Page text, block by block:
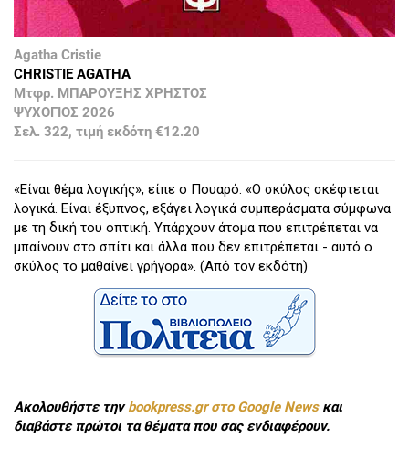
Agatha Cristie
CHRISTIE AGATHA
Μτφρ. ΜΠΑΡΟΥΞΗΣ ΧΡΗΣΤΟΣ
ΨΥΧΟΓΙΟΣ 2026
Σελ. 322, τιμή εκδότη €12.20
«Είναι θέμα λογικής», είπε ο Πουαρό. «Ο σκύλος σκέφτεται
λογικά. Είναι έξυπνος, εξάγει λογικά συμπεράσματα σύμφωνα
με τη δική του οπτική. Υπάρχουν άτομα που επιτρέπεται να
μπαίνουν στο σπίτι και άλλα που δεν επιτρέπεται - αυτό ο
σκύλος το μαθαίνει γρήγορα». (Από τον εκδότη)
Ακολουθήστε τηνbookpress.gr στο Google Newsκαι
διαβάστε πρώτοι τα θέματα που σας ενδιαφέρουν.